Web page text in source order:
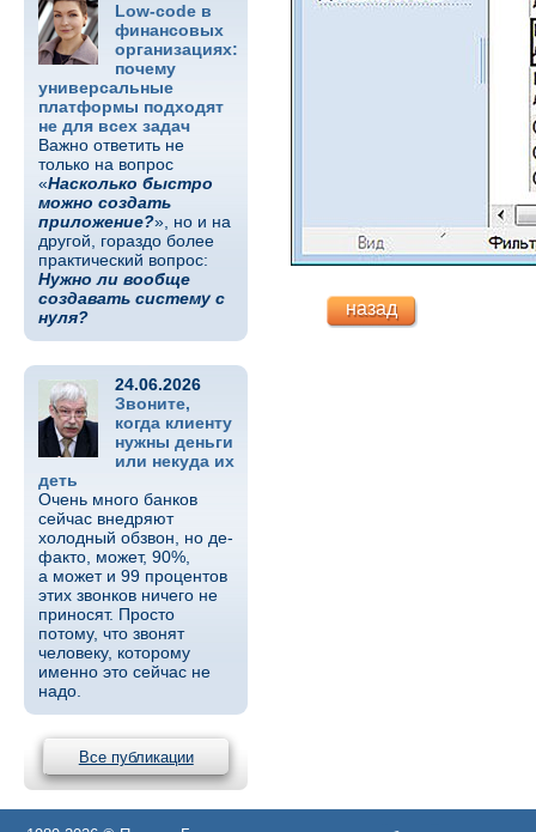
Low-code в
финансовых
организациях:
почему
универсальные
платформы подходят
не для всех задач
Важно ответить не
только на вопрос
«Насколько быстро
можно создать
приложение?», но и на
другой, гораздо более
практический вопрос:
Нужно ли вообще
создавать систему с
нуля?
24.06.2026
Звоните,
когда клиенту
нужны деньги
или некуда их
деть
Очень много банков
сейчас внедряют
холодный обзвон, но де-
факто, может, 90%,
а может и 99 процентов
этих звонков ничего не
приносят. Просто
потому, что звонят
человеку, которому
именно это сейчас не
надо.
Все публикации
назад